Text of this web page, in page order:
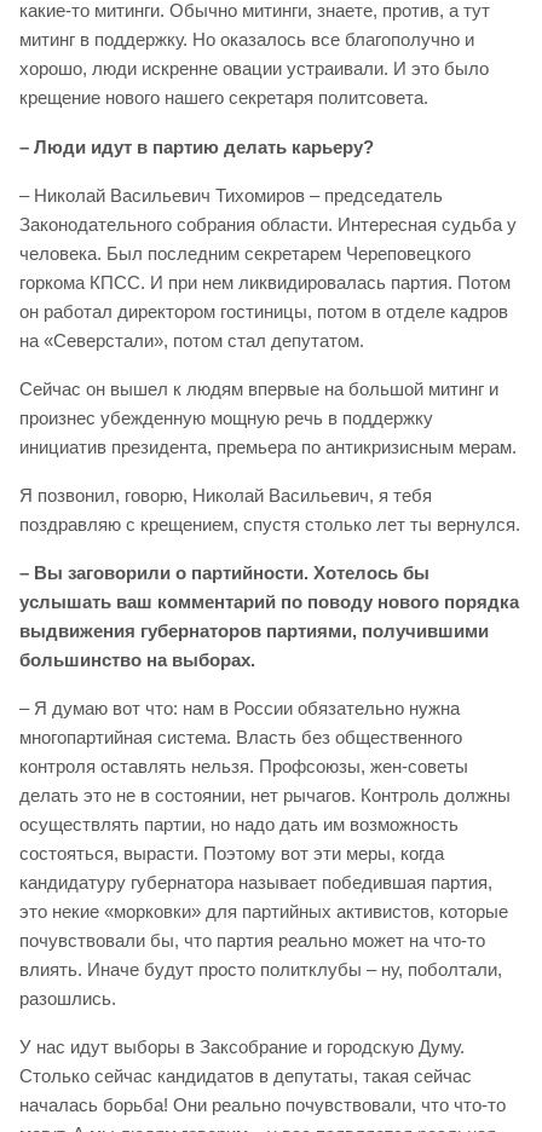
какие-то митинги. Обычно митинги, знаете, против, а тут
митинг в поддержку. Но оказалось все благополучно и
хорошо, люди искренне овации устраивали. И это было
крещение нового нашего секретаря политсовета.
– Люди идут в партию делать карьеру?
– Николай Васильевич Тихомиров – председатель
Законодательного собрания области. Интересная судьба у
человека. Был последним секретарем Череповецкого
горкома КПСС. И при нем ликвидировалась партия. Потом
он работал директором гостиницы, потом в отделе кадров
на «Северстали», потом стал депутатом.
Сейчас он вышел к людям впервые на большой митинг и
произнес убежденную мощную речь в поддержку
инициатив президента, премьера по антикризисным мерам.
Я позвонил, говорю, Николай Васильевич, я тебя
поздравляю с крещением, спустя столько лет ты вернулся.
– Вы заговорили о партийности. Хотелось бы
услышать ваш комментарий по поводу нового порядка
выдвижения губернаторов партиями, получившими
большинство на выборах.
– Я думаю вот что: нам в России обязательно нужна
многопартийная система. Власть без общественного
контроля оставлять нельзя. Профсоюзы, жен-советы
делать это не в состоянии, нет рычагов. Контроль должны
осуществлять партии, но надо дать им возможность
состояться, вырасти. Поэтому вот эти меры, когда
кандидатуру губернатора называет победившая партия,
это некие «морковки» для партийных активистов, которые
почувствовали бы, что партия реально может на что-то
влиять. Иначе будут просто политклубы – ну, поболтали,
разошлись.
У нас идут выборы в Заксобрание и городскую Думу.
Столько сейчас кандидатов в депутаты, такая сейчас
началась борьба! Они реально почувствовали, что что-то